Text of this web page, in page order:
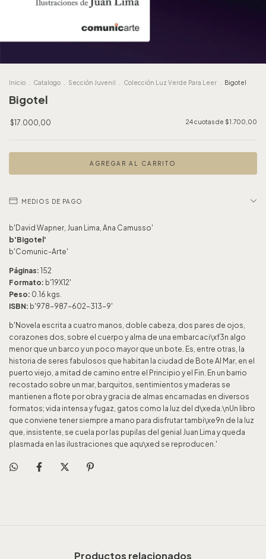
Inicio Catalogo Sección Juvenil Colección Luz Verde Para Leer Bigotel
Bigotel
$17.000,00 24cuotas de $1.700,00
MEDIOS DE PAGO
b'David Wapner, Juan Lima, Ana Camusso'
b'Bigotel'
b'Comunic-Arte'
Páginas: 152
Formato: b'19X12'
Peso: 0.16 kgs.
ISBN: b'978-987-602-313-9'
b'Novela escrita a cuatro manos, doble cabeza, dos pares de ojos,
corazones dos, sobre el cuerpo y alma de una embarcaci\xf3n algo
menor que un barco y un poco mayor que un bote. Es, entre otras, la
historia de seres fabulosos que habitan la ciudad de Bote Al Mar, en el
puerto viejo, a mitad de camino entre el Principio y el Fin. En un barrio
recostado sobre un mar, barquitos, sentimientos y maderas se
mantienen a flote por obra y gracia de almas encarnadas en diversos
formatos; vida intensa y fugaz, gatos como la luz del d\xeda.\nUn libro
que conviene tener siempre a mano para disfrutar tambi\xe9n de la luz
que, insistente, se cuela por las pupilas del genial Juan Lima y queda
plasmada en las ilustraciones que aqu\xed se reproducen.'
Productos relacionados